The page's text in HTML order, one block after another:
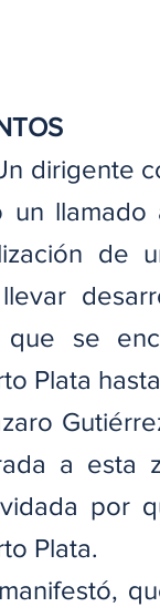
dirigente
un
de
que se
Plata
a esta
por
Plata.